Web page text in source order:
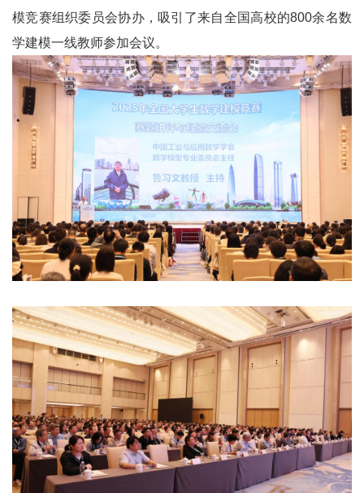
模竞赛组织委员会协办，吸引了来自全国高校的800余名数
学建模一线教师参加会议。